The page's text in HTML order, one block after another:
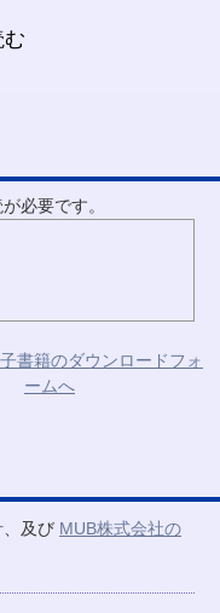
必要です。
及び MUB株式会社の